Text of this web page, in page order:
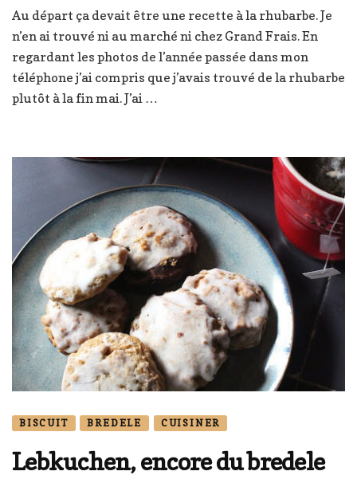
millionnaire
Au départ ça devait être une recette à la rhubarbe. Je
n’en ai trouvé ni au marché ni chez Grand Frais. En
regardant les photos de l’année passée dans mon
téléphone j’ai compris que j’avais trouvé de la rhubarbe
plutôt à la fin mai. J’ai …
BISCUIT BREDELE CUISINER
Lebkuchen, encore du bredele